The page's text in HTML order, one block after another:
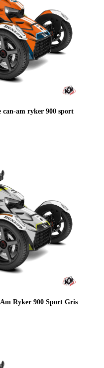
am ryker 900 sport
Ryker 900 Sport Gris